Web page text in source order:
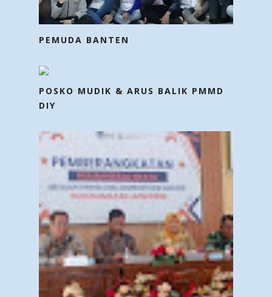
PEMUDA BANTEN
POSKO MUDIK & ARUS BALIK PMMD
DIY